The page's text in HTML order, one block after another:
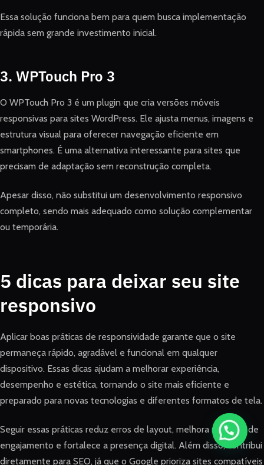
Essa solução funciona bem para quem busca implementação
rápida sem grande investimento inicial.
3. WPTouch Pro 3
O WPTouch Pro 3 é um plugin que cria versões móveis
responsivas para sites WordPress. Ele ajusta menus, imagens e
estrutura visual para oferecer navegação eficiente em
smartphones. É uma alternativa interessante para sites que
precisam de adaptação sem reconstrução completa.
Apesar disso, não substitui um desenvolvimento responsivo
completo, sendo mais adequado como solução complementar
ou temporária.
5 dicas para deixar seu site
responsivo
Aplicar boas práticas de responsividade garante que o site
permaneça rápido, agradável e funcional em qualquer
dispositivo. Essas dicas ajudam a melhorar experiência,
desempenho e estética, tornando o site mais eficiente e
preparado para novas tecnologias e diferentes formatos de tela.
Seguir essas práticas reduz erros de layout, melhora métricas de
engajamento e fortalece a presença digital. Além disso, contribui
diretamente para SEO, já que o Google prioriza sites compatíveis